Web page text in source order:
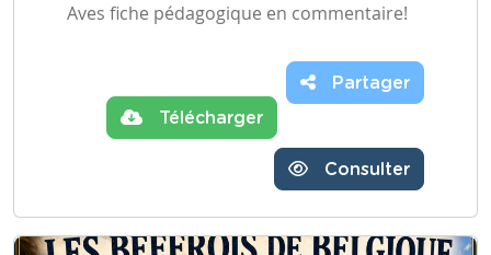
Aves fiche pédagogique en commentaire!
Télécharger
Partager
Consulter